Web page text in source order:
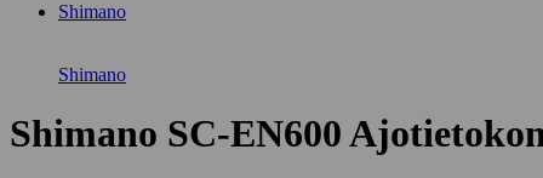
Shimano
Shimano
Shimano SC-EN600